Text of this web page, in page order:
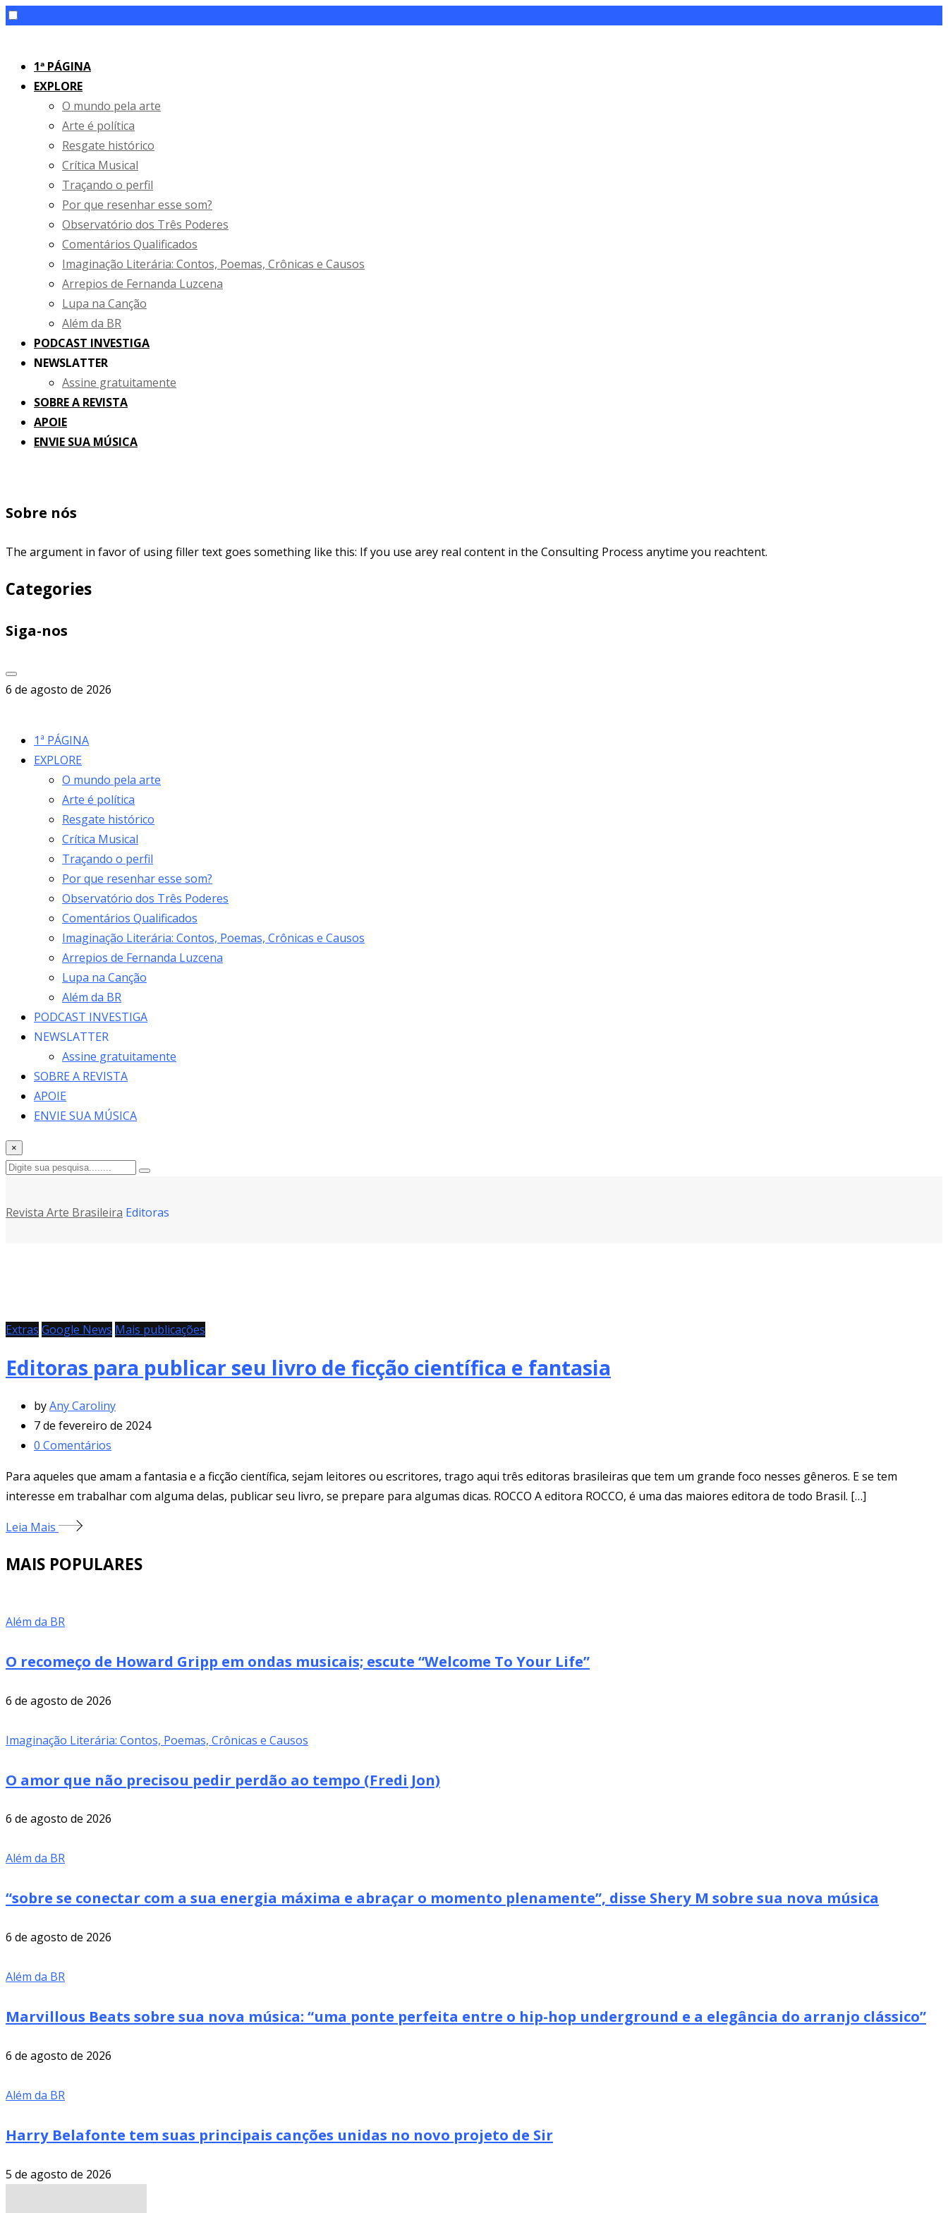
content1ª PÁGINA
EXPLORE
O mundo pela arte
Arte é política
Resgate histórico
Crítica Musical
Traçando o perfil
Por que resenhar esse som?
Observatório dos Três Poderes
Comentários Qualificados
Imaginação Literária: Contos, Poemas, Crônicas e Causos
Arrepios de Fernanda Luzcena
Lupa na Canção
Além da BR
PODCAST INVESTIGA
NEWSLATTER
Assine gratuitamente
SOBRE A REVISTA
APOIE
ENVIE SUA MÚSICA
Sobre nós
The argument in favor of using filler text goes something like this: If you use arey real content in the Consulting Process anytime you reachtent.
Categories
Siga-nos
6 de agosto de 2026
1ª PÁGINA
EXPLORE
O mundo pela arte
Arte é política
Resgate histórico
Crítica Musical
Traçando o perfil
Por que resenhar esse som?
Observatório dos Três Poderes
Comentários Qualificados
Imaginação Literária: Contos, Poemas, Crônicas e Causos
Arrepios de Fernanda Luzcena
Lupa na Canção
Além da BR
PODCAST INVESTIGA
NEWSLATTER
Assine gratuitamente
SOBRE A REVISTA
APOIE
ENVIE SUA MÚSICA
×
Revista Arte Brasileira Editoras
Extras Google News Mais publicações
Editoras para publicar seu livro de ficção científica e fantasia
byAny Caroliny
7 de fevereiro de 2024
0 Comentários
Para aqueles que amam a fantasia e a ficção científica, sejam leitores ou escritores, trago aqui três editoras brasileiras que tem um grande foco nesses gêneros. E se tem
interesse em trabalhar com alguma delas, publicar seu livro, se prepare para algumas dicas. ROCCO A editora ROCCO, é uma das maiores editora de todo Brasil. […]
Leia Mais
MAIS POPULARES
Além da BR
O recomeço de Howard Gripp em ondas musicais; escute “Welcome To Your Life”
6 de agosto de 2026
Imaginação Literária: Contos, Poemas, Crônicas e Causos
O amor que não precisou pedir perdão ao tempo (Fredi Jon)
6 de agosto de 2026
Além da BR
“sobre se conectar com a sua energia máxima e abraçar o momento plenamente”, disse Shery M sobre sua nova música
6 de agosto de 2026
Além da BR
Marvillous Beats sobre sua nova música: “uma ponte perfeita entre o hip-hop underground e a elegância do arranjo clássico”
6 de agosto de 2026
Além da BR
Harry Belafonte tem suas principais canções unidas no novo projeto de Sir
5 de agosto de 2026